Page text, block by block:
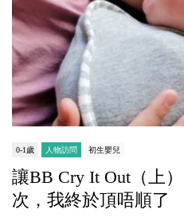
0-1歲 人物訪問 初生嬰兒
讓BB Cry It Out（上
次，我終於頂唔順了